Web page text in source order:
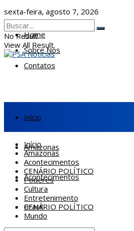
sexta-feira, agosto 7, 2026
Home
Sobre Nós
Contatos
No Result
View All Result
Início
Amazonas
Acontecimentos
CENÁRIO POLÍTICO
Início
Amazonas
Acontecimentos
CENÁRIO POLÍTICO
Poderes
Cultura
Entretenimento
Brasil
Mundo